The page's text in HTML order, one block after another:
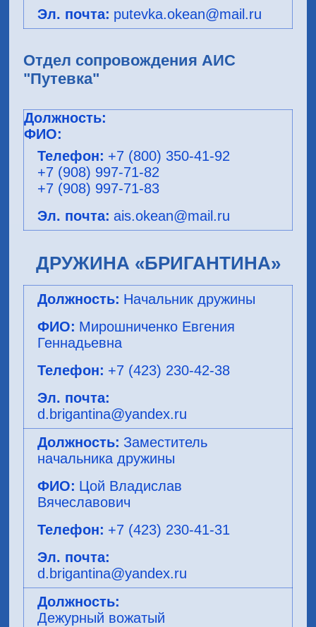
putevka.okean@mail.ru
Отдел сопровождения АИС
"Путевка"
+7 (800) 350-41-92
+7 (908) 997-71-82
+7 (908) 997-71-83
ais.okean@mail.ru
ДРУЖИНА «БРИГАНТИНА»
Начальник дружины
Мирошниченко Евгения
Геннадьевна
+7 (423) 230-42-38
d.brigantina@yandex.ru
Заместитель
начальника дружины
Цой Владислав
Вячеславович
+7 (423) 230-41-31
d.brigantina@yandex.ru
Дежурный вожатый